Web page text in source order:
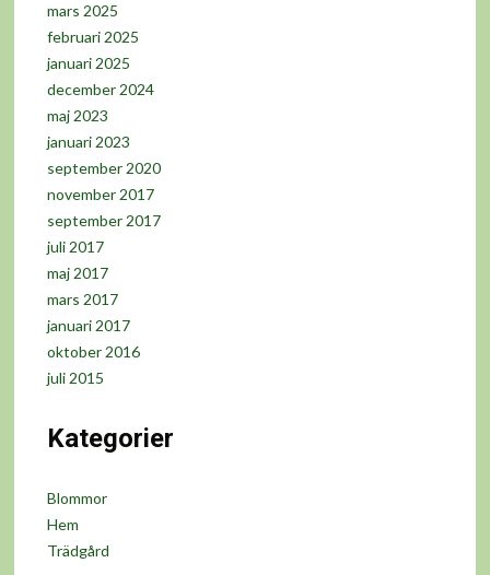
mars 2025
februari 2025
januari 2025
december 2024
maj 2023
januari 2023
september 2020
november 2017
september 2017
juli 2017
maj 2017
mars 2017
januari 2017
oktober 2016
juli 2015
Kategorier
Blommor
Hem
Trädgård